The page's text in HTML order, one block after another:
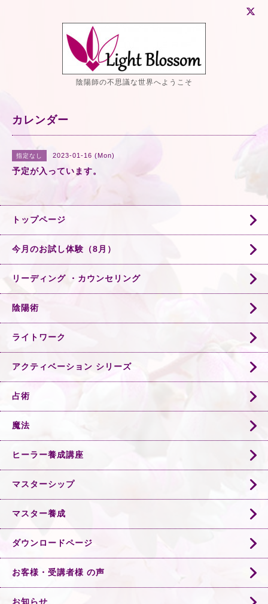
陰陽師の不思議な世界へようこそ
カレンダー
指定なし 2023-01-16 (Mon)
予定が入っています。
トップページ
今月のお試し体験（8月）
リーディング ・カウンセリング
陰陽術
ライトワーク
アクティベーション シリーズ
占術
魔法
ヒーラー養成講座
マスターシップ
マスター養成
ダウンロードページ
お客様・受講者様 の声
お知らせ